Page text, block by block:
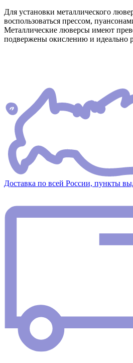
Для установки металлического
воспользоваться прессом,
Металлические люверсы имеют
подвержены окислению и идеально
Доставка по всей России, пункты